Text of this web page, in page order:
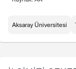
Aksaray Üniversitesi